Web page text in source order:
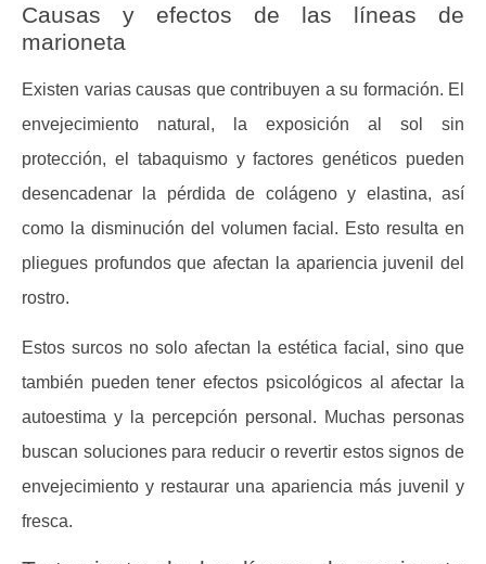
Causas y efectos de las líneas de
marioneta
Existen varias causas que contribuyen a su formación. El
envejecimiento natural, la exposición al sol sin
protección, el tabaquismo y factores genéticos pueden
desencadenar la pérdida de colágeno y elastina, así
como la disminución del volumen facial. Esto resulta en
pliegues profundos que afectan la apariencia juvenil del
rostro.
Estos surcos no solo afectan la estética facial, sino que
también pueden tener efectos psicológicos al afectar la
autoestima y la percepción personal. Muchas personas
buscan soluciones para reducir o revertir estos signos de
envejecimiento y restaurar una apariencia más juvenil y
fresca.